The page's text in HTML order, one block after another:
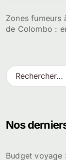
Zones fumeurs
de Colombo :
R
e
r
e
Nos
Budget voyage